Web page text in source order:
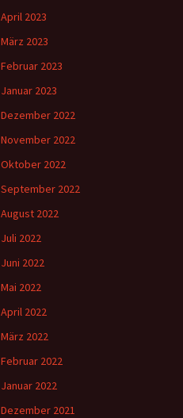
April 2023
März 2023
Februar 2023
Januar 2023
Dezember 2022
November 2022
Oktober 2022
September 2022
August 2022
Juli 2022
Juni 2022
Mai 2022
April 2022
März 2022
Februar 2022
Januar 2022
Dezember 2021